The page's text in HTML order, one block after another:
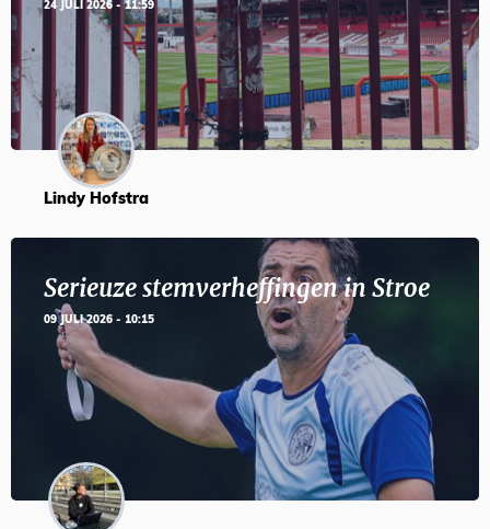
24 JULI 2026 - 11:59
Lindy Hofstra
Serieuze stemverheffingen in Stroe
09 JULI 2026 - 10:15